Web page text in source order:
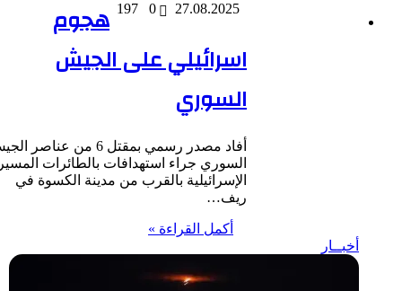
27.08.2025
0
197
هجوم
اسرائيلي على الجيش
السوري
أفاد مصدر رسمي بمقتل 6 من عناصر الجيش
السوري جراء استهدافات بالطائرات المسيرة
الإسرائيلية بالقرب من مدينة الكسوة في
ريف…
أكمل القراءة »
أخبــار